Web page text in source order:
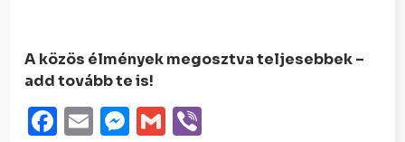
A közös élmények megosztva teljesebbek –
add tovább te is!
Facebook
EmailMessenger
Gmail